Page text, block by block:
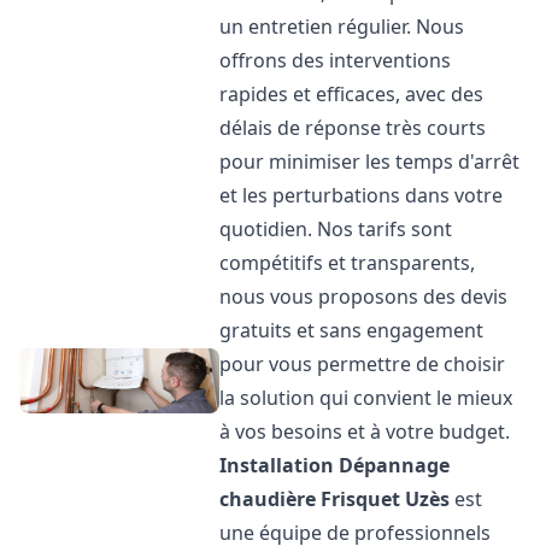
un entretien régulier. Nous
offrons des interventions
rapides et efficaces, avec des
délais de réponse très courts
pour minimiser les temps d'arrêt
et les perturbations dans votre
quotidien. Nos tarifs sont
compétitifs et transparents,
nous vous proposons des devis
gratuits et sans engagement
pour vous permettre de choisir
la solution qui convient le mieux
à vos besoins et à votre budget.
Installation Dépannage
chaudière Frisquet Uzès est
une équipe de professionnels